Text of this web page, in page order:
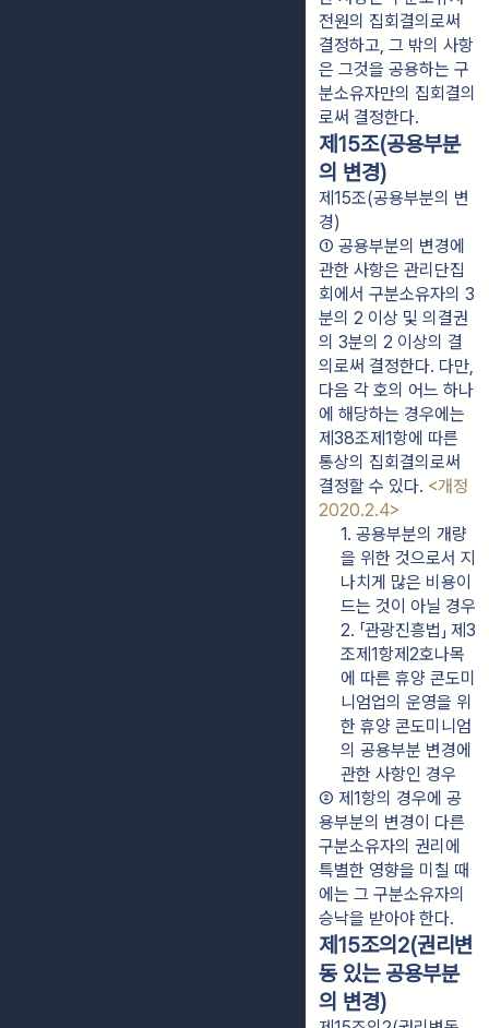
전원의 집회결의로써
결정하고, 그 밖의 사항
은 그것을 공용하는 구
분소유자만의 집회결의
로써 결정한다.
제15조(공용부분
의 변경)
제15조(공용부분의 변
경)
① 공용부분의 변경에
관한 사항은 관리단집
회에서 구분소유자의 3
분의 2 이상 및 의결권
의 3분의 2 이상의 결
의로써 결정한다. 다만,
다음 각 호의 어느 하나
에 해당하는 경우에는
제38조제1항에 따른
통상의 집회결의로써
결정할 수 있다. <개정
2020.2.4>
1. 공용부분의 개량
을 위한 것으로서 지
나치게 많은 비용이
드는 것이 아닐 경우
2. 「관광진흥법」 제3
조제1항제2호나목
에 따른 휴양 콘도미
니엄업의 운영을 위
한 휴양 콘도미니엄
의 공용부분 변경에
관한 사항인 경우
② 제1항의 경우에 공
용부분의 변경이 다른
구분소유자의 권리에
특별한 영향을 미칠 때
에는 그 구분소유자의
승낙을 받아야 한다.
제15조의2(권리변
동 있는 공용부분
의 변경)